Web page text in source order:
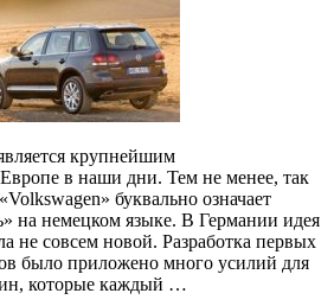
крупнейшим
в наши дни. Тем не менее, так
буквально означает
на немецком языке. В Германии идея
не совсем новой. Разработка первых
было приложено много усилий для
которые каждый …